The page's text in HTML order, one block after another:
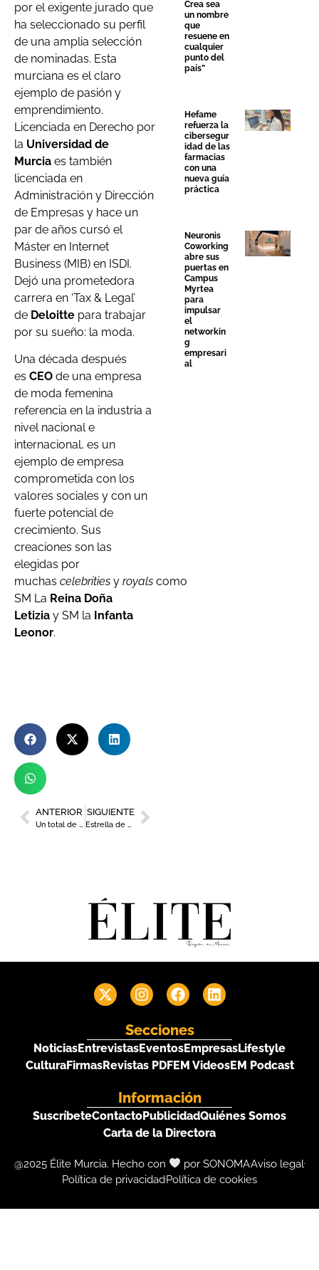
por el exigente jurado que
ha seleccionado su perfil
de una amplia selección
de nominadas. Esta
murciana es el claro
ejemplo de pasión y
emprendimiento.
Licenciada en Derecho por
la Universidad de
Murcia es también
licenciada en
Administración y Dirección
de Empresas y hace un
par de años cursó el
Máster en Internet
Business (MIB) en ISDI.
Dejó una prometedora
carrera en ‘Tax & Legal’
de Deloitte para trabajar
por su sueño: la moda.
Una década después
es CEO de una empresa
de moda femenina
referencia en la industria a
nivel nacional e
internacional, es un
ejemplo de empresa
comprometida con los
valores sociales y con un
fuerte potencial de
crecimiento. Sus
creaciones son las
elegidas por
muchas celebrities y royals como
SM La Reina Doña
Letizia y SM la Infanta
Leonor.
ANTERIOR
Un total de 89 espectáculos llenarán los teatros de la Región de Murcia
SIGUIENTE
Estrella de Levante lanza su nueva cerveza IPA
Crea sea
un nombre
que
resuene en
cualquier
punto del
país”
Hefame
refuerza la
cibersegur
idad de las
farmacias
con una
nueva guía
práctica
Neuronis
Coworking
abre sus
puertas en
Campus
Myrtea
para
impulsar
el
networkin
g
empresari
al
Secciones
NoticiasEntrevistasEventosEmpresasLifestyle
CulturaFirmasRevistas PDFEM VideosEM Podcast
Información
SuscríbeteContactoPublicidadQuiénes Somos
Carta de la Directora
@2025 Élite Murcia. Hecho con por SONOMAAviso legal
Política de privacidadPolítica de cookies